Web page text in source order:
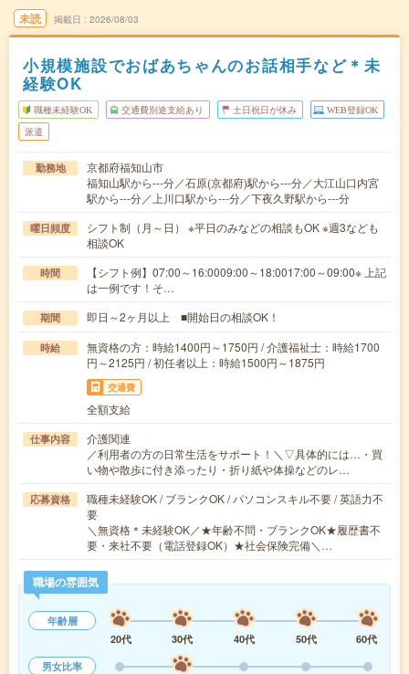
未読 掲載日 2026/08/03
小規模施設でおばあちゃんのお話相手など＊未
経験OK
職種未経験OK 交通費別途支給あり 土日祝日が休み WEB登録OK
派遣
勤務地
京都府福知山市
福知山駅から---分／石原(京都府)駅から---分／大江山口内宮
駅から---分／上川口駅から---分／下夜久野駅から---分
曜日頻度
シフト制（月～日） ※平日のみなどの相談もOK ※週3なども
相談OK
時間
【シフト例】07:00～16:0009:00～18:0017:00～09:00※ 上記
は一例です！そ…
期間 即日～2ヶ月以上 ■開始日の相談OK！
時給
無資格の方：時給1400円～1750円 / 介護福祉士：時給1700
円～2125円 / 初任者以上：時給1500円～1875円
交通費
全額支給
仕事内容
介護関連
／利用者の方の日常生活をサポート！＼▽具体的には…・買
い物や散歩に付き添ったり・折り紙や体操などのレ…
応募資格
職種未経験OK / ブランクOK / パソコンスキル不要 / 英語力不
要
＼無資格＊未経験OK／★年齢不問・ブランクOK★履歴書不
要・来社不要（電話登録OK）★社会保険完備＼…
職場の雰囲気
年齢層
20代
30代 40代 50代
60代
男女比率